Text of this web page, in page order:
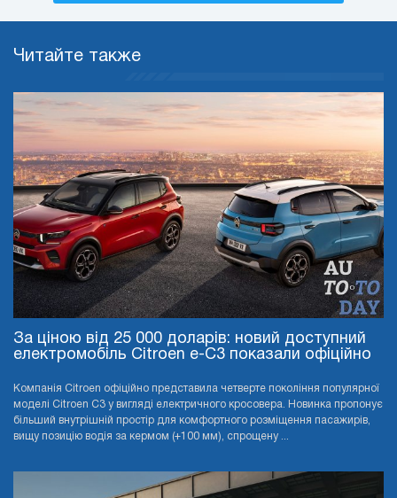
Читайте также
За ціною від 25 000 доларів: новий доступний
електромобіль Citroen e-C3 показали офіційно
Компанія Citroen офіційно представила четверте покоління популярної
моделі Citroen C3 у вигляді електричного кросовера. Новинка пропонує
більший внутрішній простір для комфортного розміщення пасажирів,
вищу позицію водія за кермом (+100 мм), спрощену ...